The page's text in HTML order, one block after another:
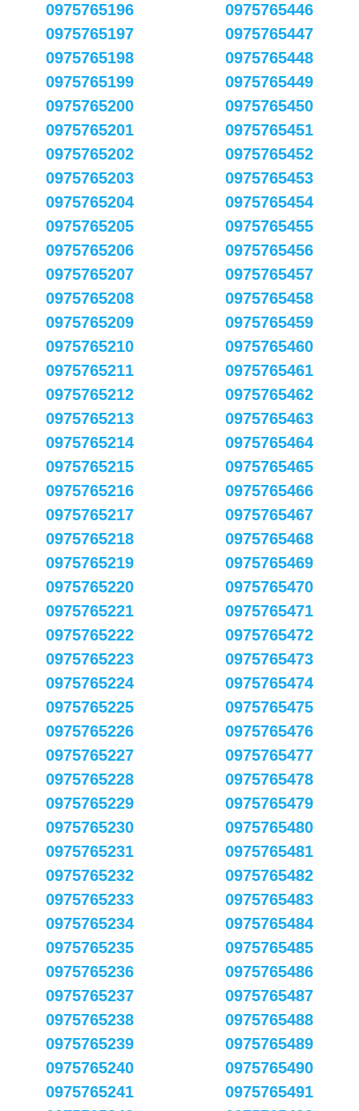
0975765196
0975765197
0975765198
0975765199
0975765200
0975765201
0975765202
0975765203
0975765204
0975765205
0975765206
0975765207
0975765208
0975765209
0975765210
0975765211
0975765212
0975765213
0975765214
0975765215
0975765216
0975765217
0975765218
0975765219
0975765220
0975765221
0975765222
0975765223
0975765224
0975765225
0975765226
0975765227
0975765228
0975765229
0975765230
0975765231
0975765232
0975765233
0975765234
0975765235
0975765236
0975765237
0975765238
0975765239
0975765240
0975765241
0975765446
0975765447
0975765448
0975765449
0975765450
0975765451
0975765452
0975765453
0975765454
0975765455
0975765456
0975765457
0975765458
0975765459
0975765460
0975765461
0975765462
0975765463
0975765464
0975765465
0975765466
0975765467
0975765468
0975765469
0975765470
0975765471
0975765472
0975765473
0975765474
0975765475
0975765476
0975765477
0975765478
0975765479
0975765480
0975765481
0975765482
0975765483
0975765484
0975765485
0975765486
0975765487
0975765488
0975765489
0975765490
0975765491